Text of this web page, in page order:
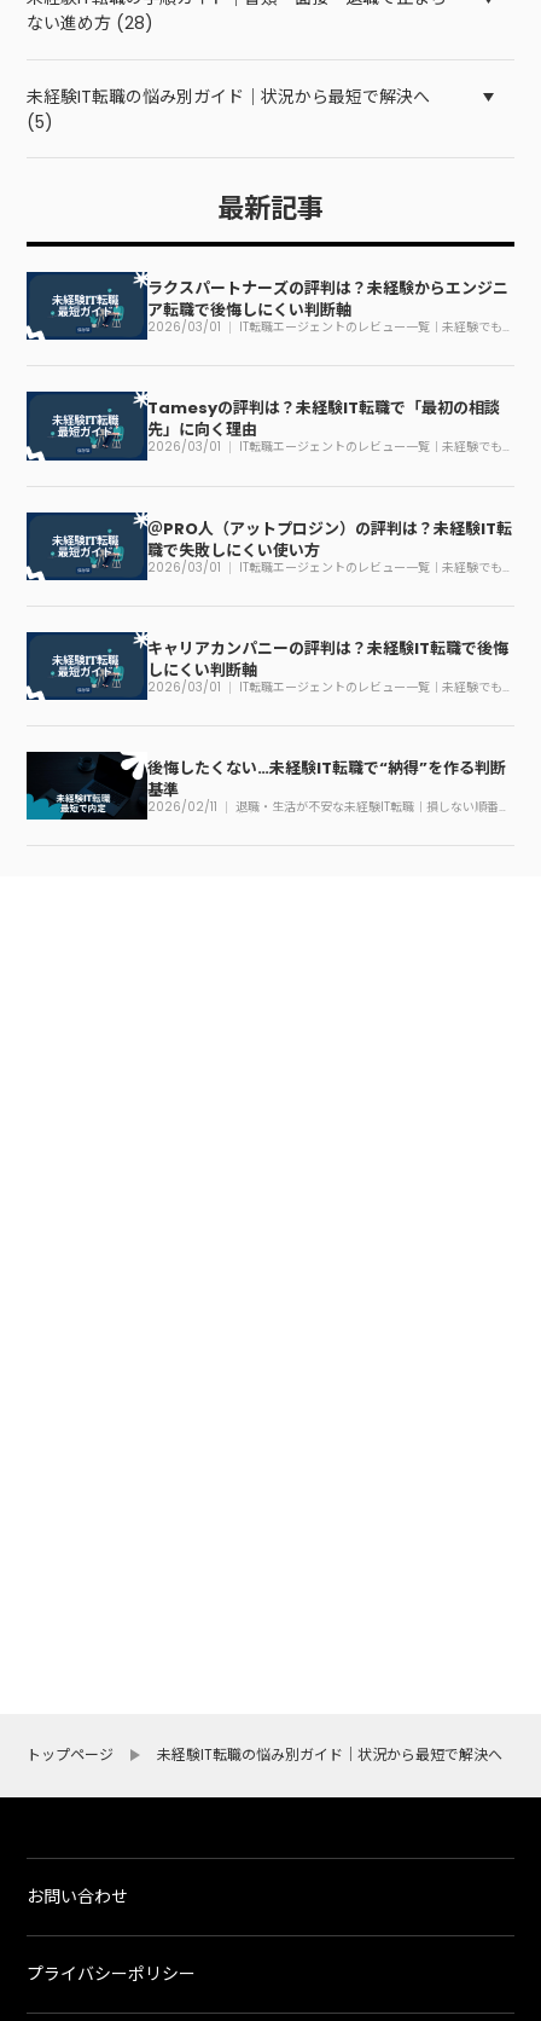
ない進め方 (28)
未経験IT転職の悩み別ガイド｜状況から最短で解決へ
(5)
最新記事
ラクスパートナーズの評判は？未経験からエンジニ
ア転職で後悔しにくい判断軸
2026/03/01 IT転職エージェントのレビュー一覧｜未経験でも
Tamesyの評判は？未経験IT転職で「最初の相談
先」に向く理由
2026/03/01 IT転職エージェントのレビュー一覧｜未経験でも
＠PRO人（アットプロジン）の評判は？未経験IT転
職で失敗しにくい使い方
2026/03/01 IT転職エージェントのレビュー一覧｜未経験でも
迷わない見方
キャリアカンパニーの評判は？未経験IT転職で後悔
しにくい判断軸
2026/03/01 IT転職エージェントのレビュー一覧｜未経験でも
後悔したくない…未経験IT転職で“納得”を作る判断
基準
2026/02/11 退職・生活が不安な未経験IT転職｜損しない順番の
作り方
トップページ 未経験IT転職の悩み別ガイド｜状況から最短で解決へ
お問い合わせ
プライバシーポリシー